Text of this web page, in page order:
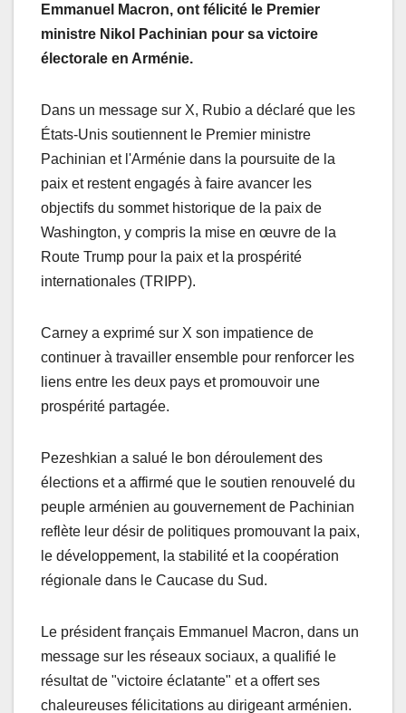
Emmanuel Macron, ont félicité le Premier
ministre Nikol Pachinian pour sa victoire
électorale en Arménie.
Dans un message sur X, Rubio a déclaré que les
États-Unis soutiennent le Premier ministre
Pachinian et l'Arménie dans la poursuite de la
paix et restent engagés à faire avancer les
objectifs du sommet historique de la paix de
Washington, y compris la mise en œuvre de la
Route Trump pour la paix et la prospérité
internationales (TRIPP).
Carney a exprimé sur X son impatience de
continuer à travailler ensemble pour renforcer les
liens entre les deux pays et promouvoir une
prospérité partagée.
Pezeshkian a salué le bon déroulement des
élections et a affirmé que le soutien renouvelé du
peuple arménien au gouvernement de Pachinian
reflète leur désir de politiques promouvant la paix,
le développement, la stabilité et la coopération
régionale dans le Caucase du Sud.
Le président français Emmanuel Macron, dans un
message sur les réseaux sociaux, a qualifié le
résultat de "victoire éclatante" et a offert ses
chaleureuses félicitations au dirigeant arménien.